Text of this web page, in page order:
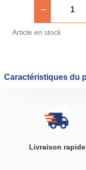
Article en stock
Caractéristiques du
Livraison rapide